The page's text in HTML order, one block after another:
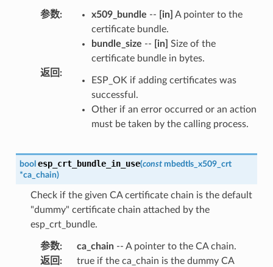
参数: x509_bundle -- [in] A pointer to the
certificate bundle.
bundle_size -- [in] Size of the
certificate bundle in bytes.
返回 :
ESP_OK if adding certificates was
successful.
Other if an error occurred or an action
must be taken by the calling process.
bool esp_crt_bundle_in_use(const mbedtls_x509_crt
*ca_chain)
Check if the given CA certificate chain is the default
"dummy" certificate chain attached by the
esp_crt_bundle.
参数: ca_chain-- A pointer to the CA chain.
返回 : true if the ca_chain is the dummy CA